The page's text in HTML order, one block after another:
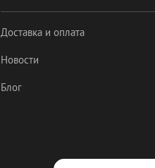
Доставка и оплата
Новости
Блог